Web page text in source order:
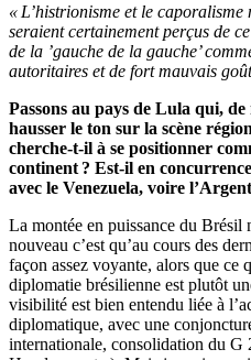
« L’histrionisme et le
seraient certainement perçus de
de la ’gauche de la gauche’
autoritaires et de fort mauvais
Passons au pays de Lula qui,
hausser le ton sur la scène
cherche-t-il à se positionner
continent ? Est-il en
avec le Venezuela, voire
La montée en puissance du Brésil
nouveau c’est qu’au cours des
façon assez voyante, alors que ce
diplomatie brésilienne est plutôt
visibilité est bien entendu liée à
diplomatique, avec une
internationale, consolidation du G